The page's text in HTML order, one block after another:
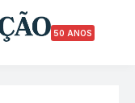
50 ANOS